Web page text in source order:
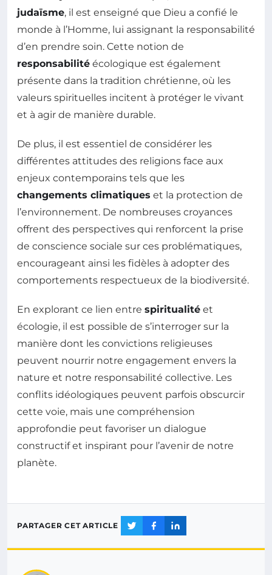
judaïsme, il est enseigné que Dieu a confié le
monde à l’Homme, lui assignant la responsabilité
d’en prendre soin. Cette notion de
responsabilité écologique est également
présente dans la tradition chrétienne, où les
valeurs spirituelles incitent à protéger le vivant
et à agir de manière durable.
De plus, il est essentiel de considérer les
différentes attitudes des religions face aux
enjeux contemporains tels que les
changements climatiques et la protection de
l’environnement. De nombreuses croyances
offrent des perspectives qui renforcent la prise
de conscience sociale sur ces problématiques,
encourageant ainsi les fidèles à adopter des
comportements respectueux de la biodiversité.
En explorant ce lien entre spiritualité et
écologie, il est possible de s’interroger sur la
manière dont les convictions religieuses
peuvent nourrir notre engagement envers la
nature et notre responsabilité collective. Les
conflits idéologiques peuvent parfois obscurcir
cette voie, mais une compréhension
approfondie peut favoriser un dialogue
constructif et inspirant pour l’avenir de notre
planète.
PARTAGER CET ARTICLE